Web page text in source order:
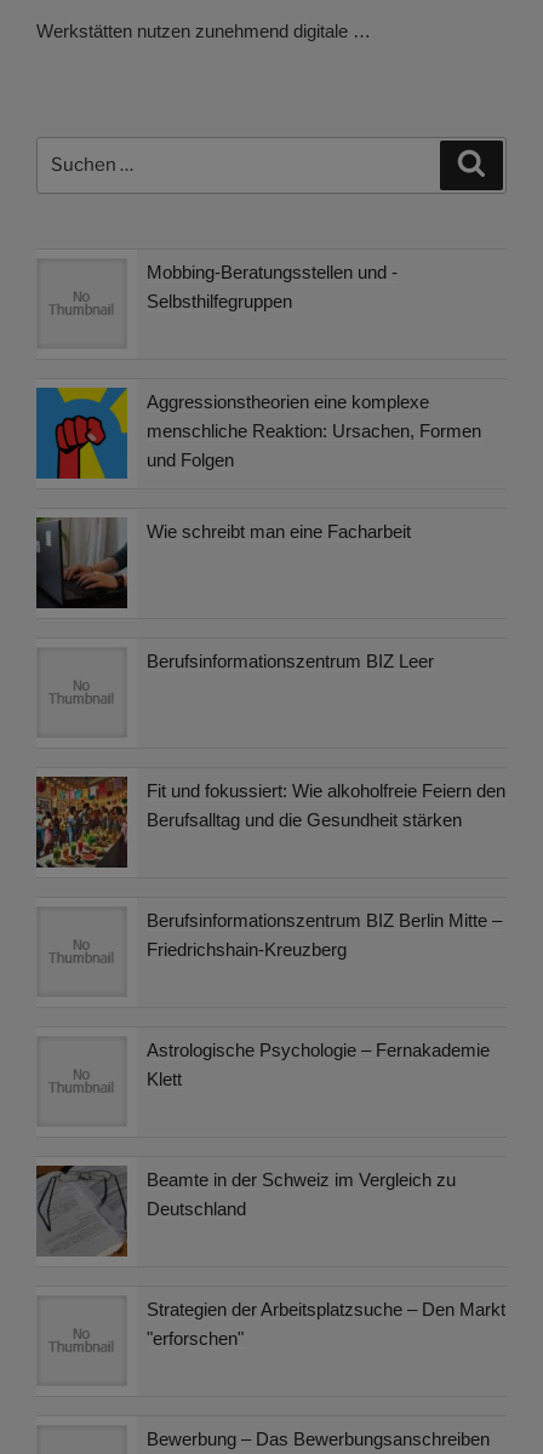
Werkstätten nutzen zunehmend digitale …
Mobbing-Beratungsstellen und -
Selbsthilfegruppen
Aggressionstheorien eine komplexe
menschliche Reaktion: Ursachen, Formen
und Folgen
Wie schreibt man eine Facharbeit
Berufsinformationszentrum BIZ Leer
Fit und fokussiert: Wie alkoholfreie Feiern den
Berufsalltag und die Gesundheit stärken
Berufsinformationszentrum BIZ Berlin Mitte –
Friedrichshain-Kreuzberg
Astrologische Psychologie – Fernakademie
Klett
Beamte in der Schweiz im Vergleich zu
Deutschland
Strategien der Arbeitsplatzsuche – Den Markt
"erforschen"
Bewerbung – Das Bewerbungsanschreiben